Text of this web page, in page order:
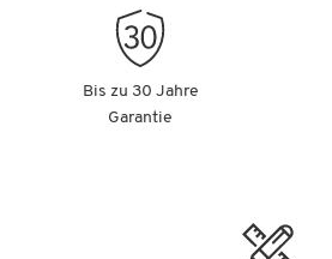
Bis zu 30 Jahre
Garantie